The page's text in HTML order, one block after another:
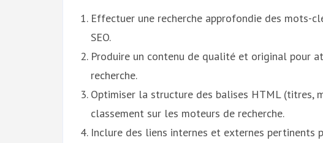
Effectuer une recherche approfondie des mots-
SEO.
Produire un contenu de qualité et original pour
recherche.
Optimiser la structure des balises HTML (titres,
classement sur les moteurs de recherche.
Inclure des liens internes et externes pertinents